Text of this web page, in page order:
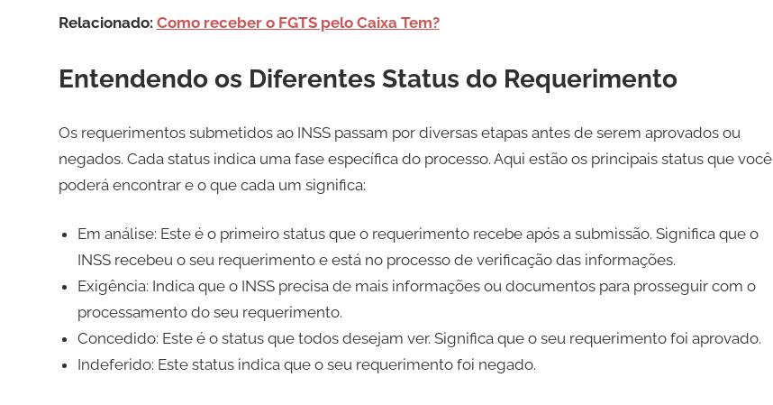
Relacionado: Como receber o FGTS pelo Caixa Tem?
Entendendo os Diferentes Status do Requerimento
Os requerimentos submetidos ao INSS passam por diversas etapas antes de serem aprovados ou
negados. Cada status indica uma fase específica do processo. Aqui estão os principais status que você
poderá encontrar e o que cada um significa:
Em análise: Este é o primeiro status que o requerimento recebe após a submissão. Significa que o
INSS recebeu o seu requerimento e está no processo de verificação das informações.
Exigência: Indica que o INSS precisa de mais informações ou documentos para prosseguir com o
processamento do seu requerimento.
Concedido: Este é o status que todos desejam ver. Significa que o seu requerimento foi aprovado.
Indeferido: Este status indica que o seu requerimento foi negado.